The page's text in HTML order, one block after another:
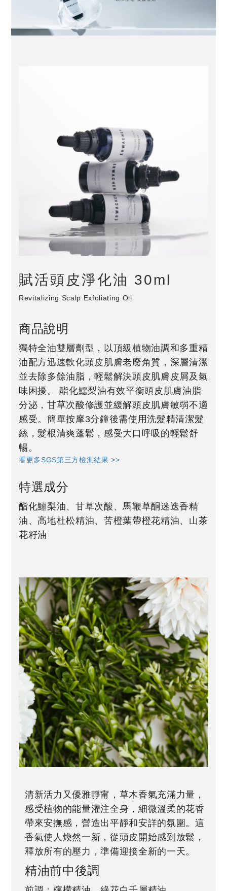
賦活頭皮淨化油 30ml
Revitalizing Scalp Exfoliating Oil
商品說明
獨特全油雙層劑型，以頂級植物油調和多重精
油配方迅速軟化頭皮肌膚老廢角質，深層清潔
並去除多餘油脂，輕鬆解決頭皮肌膚皮屑及氣
味困擾。 酯化鱷梨油有效平衡頭皮肌膚油脂
分泌，甘草次酸修護並緩解頭皮肌膚敏弱不適
感受。簡單按摩3分鐘後需使用洗髮精清潔髮
絲，髮根清爽蓬鬆，感受大口呼吸的輕鬆舒
暢。
看更多SGS第三方檢測結果 >>
特選成分
酯化鱷梨油、甘草次酸、馬鞭草酮迷迭香精
油、高地杜松精油、苦橙葉帶橙花精油、山茶
花籽油
清新活力又優雅靜甯，草木香氣充滿力量，
感受植物的能量灌注全身，細微溫柔的花香
帶來安撫感，營造出平靜和安詳的氛圍。這
香氣使人煥然一新，從頭皮開始感到放鬆，
釋放所有的壓力，準備迎接全新的一天。
精油前中後調